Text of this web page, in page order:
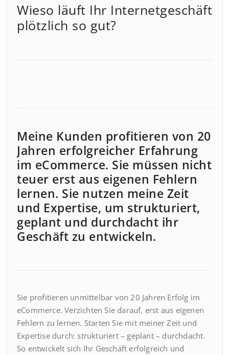
Wieso läuft Ihr Internetgeschäft
plötzlich so gut?
Meine Kunden profitieren von 20
Jahren erfolgreicher Erfahrung
im eCommerce. Sie müssen nicht
teuer erst aus eigenen Fehlern
lernen. Sie nutzen meine Zeit
und Expertise, um strukturiert,
geplant und durchdacht ihr
Geschäft zu entwickeln.
Sie profitieren unmittelbar von 20 Jahren Erfolg im
eCommerce. Verzichten Sie darauf, erst aus eigenen
Fehlern zu lernen. Starten Sie mit meiner Zeit und
Expertise durch: strukturiert – geplant – durchdacht.
So entwickelt sich Ihr Geschäft erfolgreich und